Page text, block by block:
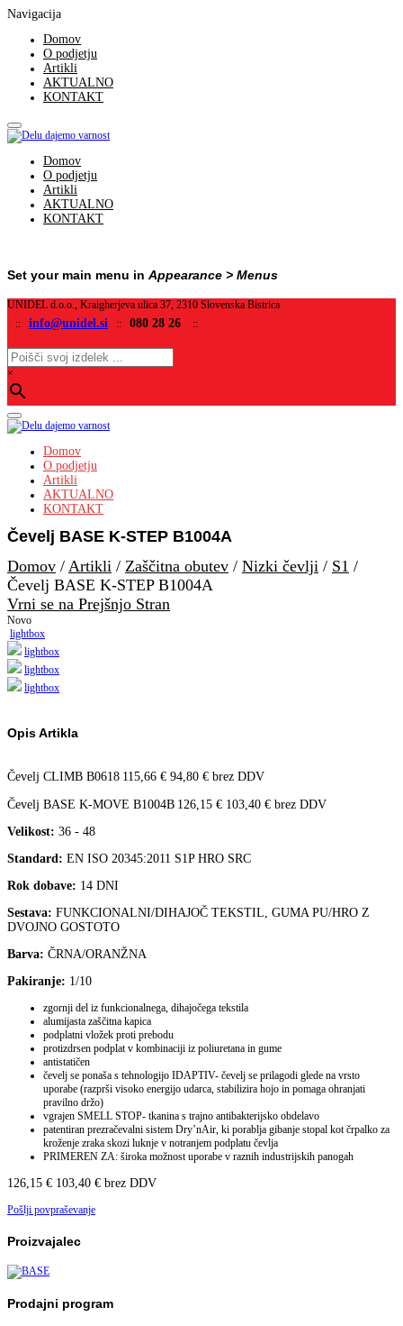
Navigacija
Domov
O podjetju
Artikli
AKTUALNO
KONTAKT
Domov
O podjetju
Artikli
AKTUALNO
KONTAKT
Set your main menu in Appearance > Menus
UNIDEL d.o.o., Kraigherjeva ulica 37, 2310 Slovenska Bistrica
:: info@unidel.si :: 080 28 26 ::
×
Domov
O podjetju
Artikli
AKTUALNO
KONTAKT
Čevelj BASE K-STEP B1004A
Domov / Artikli / Zaščitna obutev / Nizki čevlji / S1 /
Čevelj BASE K-STEP B1004A
Vrni se na Prejšnjo Stran
Novo
lightbox
lightbox
lightbox
lightbox
Opis Artikla
Čevelj CLIMB B0618 115,66 € 94,80 € brez DDV
Čevelj BASE K-MOVE B1004B 126,15 € 103,40 € brez DDV
Velikost: 36 - 48
Standard: EN ISO 20345:2011 S1P HRO SRC
Rok dobave: 14 DNI
Sestava: FUNKCIONALNI/DIHAJOČ TEKSTIL, GUMA PU/HRO Z
DVOJNO GOSTOTO
Barva: ČRNA/ORANŽNA
Pakiranje: 1/10
zgornji del iz funkcionalnega, dihajočega tekstila
alumijasta zaščitna kapica
podplatni vložek proti prebodu
protizdrsen podplat v kombinaciji iz poliuretana in gume
antistatičen
čevelj se ponaša s tehnologijo IDAPTIV- čevelj se prilagodi glede na vrsto
uporabe (razprši visoko energijo udarca, stabilizira hojo in pomaga ohranjati
pravilno držo)
vgrajen SMELL STOP- tkanina s trajno antibakterijsko obdelavo
patentiran prezračevalni sistem Dry’nAir, ki porablja gibanje stopal kot črpalko za
kroženje zraka skozi luknje v notranjem podplatu čevlja
PRIMEREN ZA: široka možnost uporabe v raznih industrijskih panogah
126,15 € 103,40 € brez DDV
Pošlji povpraševanje
Proizvajalec
Prodajni program